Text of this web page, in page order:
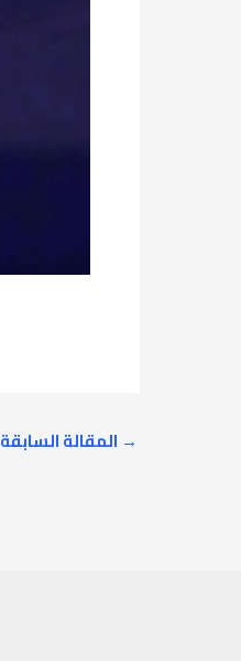
→ المقالة السابقة